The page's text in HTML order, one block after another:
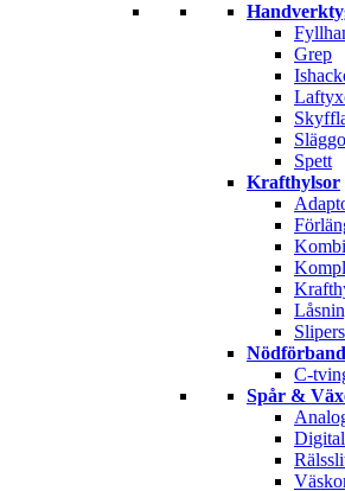
Grep
Spett
Krafthylsor
Nödförband
C-
Spår &